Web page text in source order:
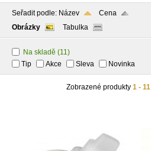
Seřadit podle: Název
Cena
Obrázky
Tabulka
Na skladě (11)
Tip
Akce Sleva Novinka
Zobrazené produkty 1 - 11